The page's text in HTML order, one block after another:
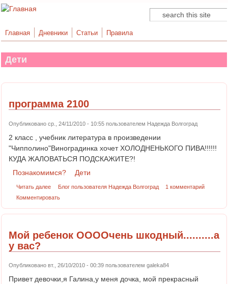
Форма поиска
Поиск
Главная Дневники Статьи Правила
Дети
программа 2100
Опубликовано ср., 24/11/2010 - 10:55 пользователем Надежда Волгоград
2 класс , учебник литература в произведении
"Чипполино"Виноградинка хочет ХОЛОДНЕНЬКОГО ПИВА!!!!!!
КУДА ЖАЛОВАТЬСЯ ПОДСКАЖИТЕ?!
Познакомимся?
Дети
Читать далее Блог пользователя Надежда Волгоград
1 комментарий
Комментировать
Мой ребенок ООООчень шкодный..........а
у вас?
Опубликовано вт., 26/10/2010 - 00:39 пользователем galeka84
Привет девочки,я Галина,у меня дочка, мой прекрасный